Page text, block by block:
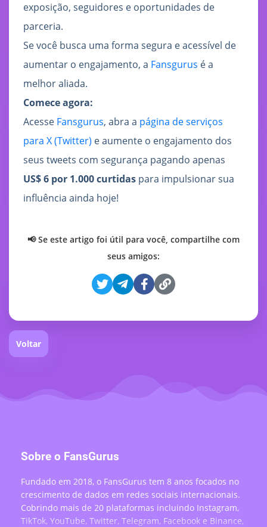
exposição, seguidores e oportunidades de
parceria.
Se você busca uma forma segura e acessível de
aumentar o engajamento, a Fansgurus é a
melhor aliada.
Comece agora:
Acesse Fansgurus, abra a página de serviços
para X (Twitter) e aumente o engajamento dos
seus tweets com segurança pagando apenas
US$ 6 por 1.000 curtidas para impulsionar sua
influência ainda hoje!
📢 Se este artigo foi útil para você, compartilhe com
seus amigos:
Voltar
Sobre o FansGurus
Fundado em 2018, o FansGurus tem 8 anos focados no
crescimento de dados em redes sociais internacionais.
Cobrindo mais de 20 plataformas incluindo Instagram,
TikTok, YouTube, Twitter, Telegram, Facebook e Binance,